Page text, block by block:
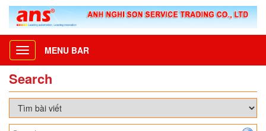
Toggle
navigation
MENU BAR
Search